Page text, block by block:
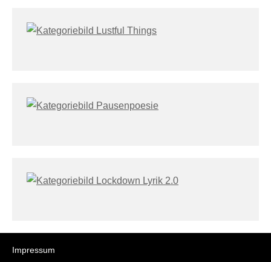
Impressum